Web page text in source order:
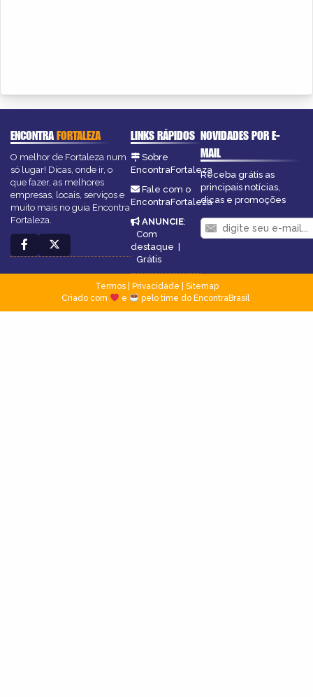
ENCONTRAFORTALEZA
O melhor de Fortaleza num
só lugar! Dicas, onde ir, o
que fazer, as melhores
empresas, locais, serviços e
muito mais no guia Encontra
Fortaleza.
LINKS RÁPIDOS
Sobre
EncontraFortaleza
Fale com o
EncontraFortaleza
ANUNCIE:
Com
destaque |
Grátis
NOVIDADES POR E-
MAIL
Receba grátis as
principais notícias,
dicas e promoções
Termos| Privacidade
Sitemap
Criado com
e pelo time do EncontraBrasil